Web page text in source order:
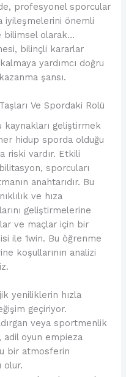
profesyonel sporcular
iyileşmelerini önemli
bilimsel olarak…
bilinçli kararlar
yardımcı doğru
şansı.
Ve Spordaki Rolü
kaynakları geliştirmek
hidup sporda olduğu
riski vardır. Etkili
sporcuları
anahtarıdır. Bu
ve hıza
geliştirmelerine
ve maçlar için bir
ile 1win. Bu öğrenme
koşullarının analizi
yeniliklerin hızla
geçiriyor.
veya sportmenlik
adil oyun empieza
bir atmosferin
olur.